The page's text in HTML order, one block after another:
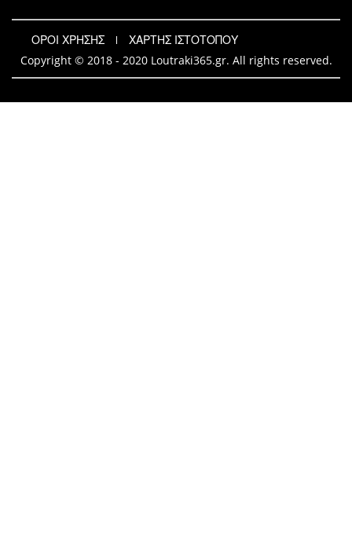
ΟΡΟΙ ΧΡΗΣΗΣ
ΧΑΡΤΗΣ ΙΣΤΟΤΟΠΟΥ
Copyright © 2018 - 2020 Loutraki365.gr. All rights reserved.